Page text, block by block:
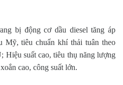
bị động cơ dầu diesel tăng áp
Mỹ, tiêu chuẩn khí thải tuân theo
Hiệu suất cao, tiêu thụ năng lượng
cao, công suất lớn.